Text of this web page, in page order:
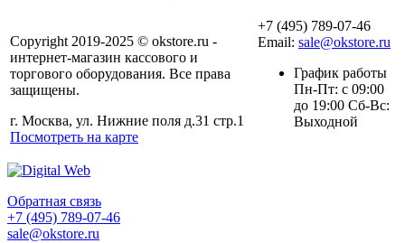
Copyright 2019-2025 © okstore.ru -
интернет-магазин кассового и
торгового оборудования. Все права
защищены.
г. Москва, ул. Нижние поля д.31 стр.1
Посмотреть на карте
+7 (495) 789-07-46
Email: sale@okstore.ru
График работы
Пн-Пт: с 09:00
до 19:00 Сб-Вс:
Выходной
Обратная связь
+7 (495) 789-07-46
sale@okstore.ru